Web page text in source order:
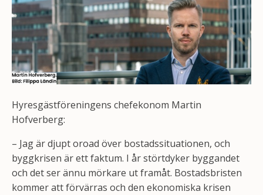
Hyresgästföreningens chefekonom Martin
Hofverberg:
– Jag är djupt oroad över bostadssituationen, och
byggkrisen är ett faktum. I år störtdyker byggandet
och det ser ännu mörkare ut framåt. Bostadsbristen
kommer att förvärras och den ekonomiska krisen